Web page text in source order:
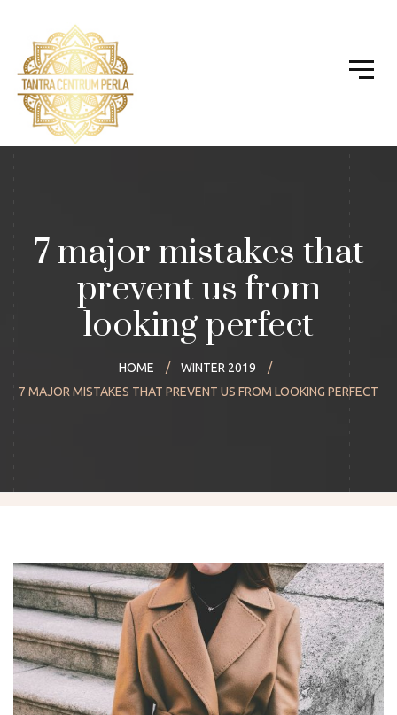
7 major mistakes that
prevent us from
looking perfect
HOME
WINTER 2019
7 MAJOR MISTAKES THAT PREVENT US FROM LOOKING PERFECT